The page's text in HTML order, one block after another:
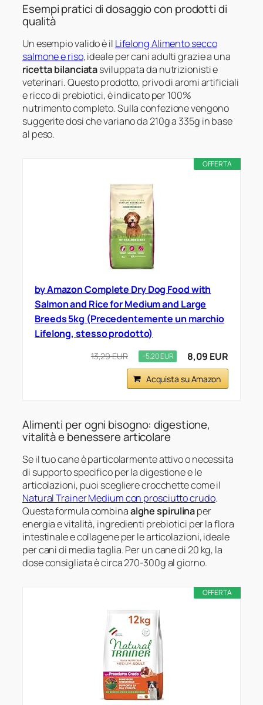
Esempi pratici di dosaggio con prodotti di
qualità
Un esempio valido è il Lifelong Alimento secco
salmone e riso, ideale per cani adulti grazie a una
ricetta bilanciatasviluppata da nutrizionisti e
veterinari. Questo prodotto, privo di aromi artificiali
e ricco di prebiotici, è indicato per 100%
nutrimento completo. Sulla confezione vengono
suggerite dosi che variano da 210g a 335g in base
al peso.
OFFERTA
by Amazon Complete Dry Dog Food with
Salmon and Rice for Medium and Large
Breeds 5kg (Precedentemente un marchio
Lifelong, stesso prodotto)
13,29 EUR −5,20 EUR 8,09 EUR
Acquista su Amazon
Alimenti per ogni bisogno: digestione,
vitalità e benessere articolare
Se il tuo cane è particolarmente attivo o necessita
di supporto specifico per la digestione e le
articolazioni, puoi scegliere crocchette come il
Natural Trainer Medium con prosciutto crudo.
Questa formula combinaalghe spirulinaper
energia e vitalità, ingredienti prebiotici per la flora
intestinale e collagene per le articolazioni, ideale
per cani di media taglia. Per un cane di 20 kg, la
dose consigliata è circa 270-300g al giorno.
OFFERTA